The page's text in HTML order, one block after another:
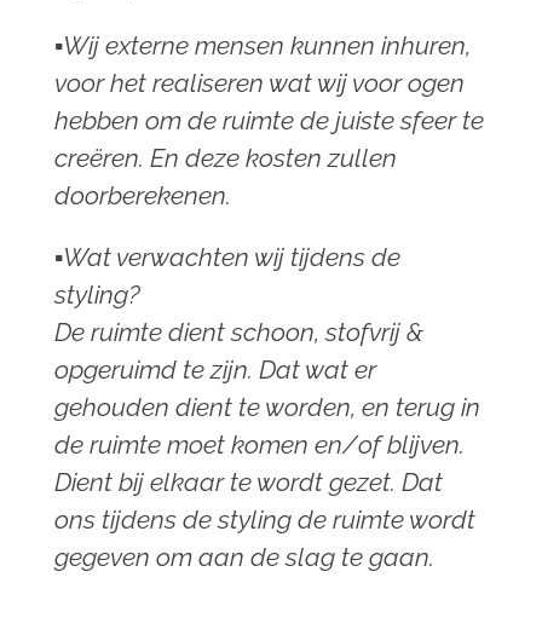
▪︎Wij externe mensen kunnen inhuren,
voor het realiseren wat wij voor ogen
hebben om de ruimte de juiste sfeer te
creëren. En deze kosten zullen
doorberekenen.
▪︎Wat verwachten wij tijdens de
styling?
De ruimte dient schoon,stofvrij &
opgeruimd te zijn. Dat wat er
gehouden dient te worden, en terug in
de ruimte moet komen en/of blijven.
Dient bij elkaar te wordt gezet. Dat
ons tijdens de styling de ruimte wordt
gegeven om aan de slag te gaan.